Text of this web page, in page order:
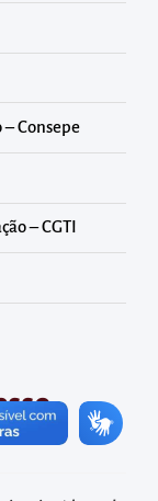
– Consepe
– CGTI